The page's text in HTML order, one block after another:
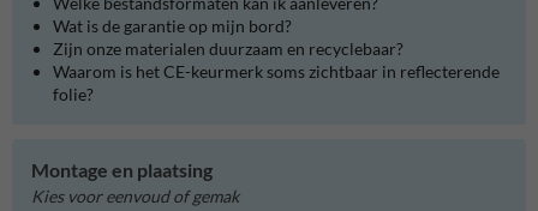
Wat is de garantie op mijn bord?
Zijn onze materialen duurzaam en recyclebaar?
Waarom is het CE-keurmerk soms zichtbaar in reflecterende
folie?
Montage en plaatsing
Kies voor eenvoud of gemak